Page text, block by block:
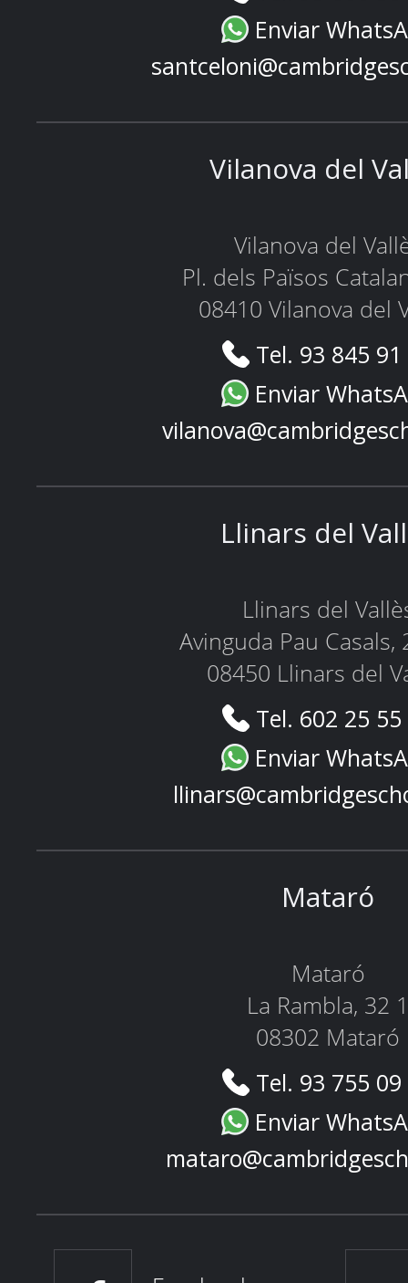
Enviar
Vilanova del
Vilanova del
Pl. dels Països
08410 Vilanova del
Tel. 93 845
Enviar
Llinars del
Llinars del
Avinguda Pau Casals,
08450 Llinars del
Tel. 602 25
Enviar
Mataró
Mataró
La Rambla, 32 1
08302 Mataró
Tel. 93 755
Enviar